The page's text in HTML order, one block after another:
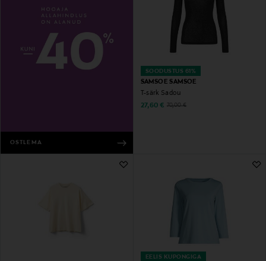
OSTLEMA
SOODUSTUS 61%
SAMSOE SAMSOE
T-särk Sadou
Discounted Price
27,60 € Original Price
70,00 €
EELIS KUPONGIGA